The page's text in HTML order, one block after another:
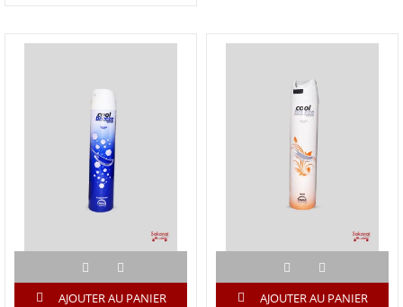
AJOUTER AU PANIER AJOUTER AU PANIER